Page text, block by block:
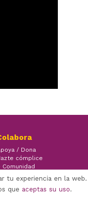
/ Dona
cómplice
Comunidad
– Ayudatu experiencia en la web.
que aceptas su uso.